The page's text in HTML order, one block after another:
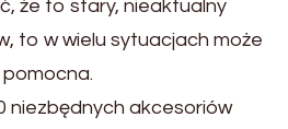
że to stary, nieaktualny
to w wielu sytuacjach może
niezbędnych akcesoriów